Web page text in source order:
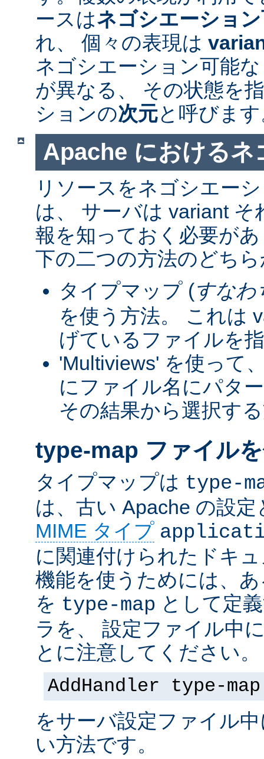
ースはネゴシエーショ
れ、 個々の表現は
ネゴシエーション可能
が異なる、 その状態を
ションの次元と呼びま
Apache におけるネ
リソースをネゴシエー
は、 サーバは variant
報を知っておく必要が
下の二つの方法のどち
タイプマップ (すなわ
を使う方法。 これは
げているファイルを
'Multiviews' を使って
にファイル名にパタ
その結果から選択す
type-map ファイル
タイプマップは type-
は、古い Apache の設
MIME タイプ
に関連付けられたドキ
機能を使うためには、
を type-map として定
ラを、 設定ファイル中
とに注意してください
AddHandler type-
をサーバ設定ファイル
い方法です。